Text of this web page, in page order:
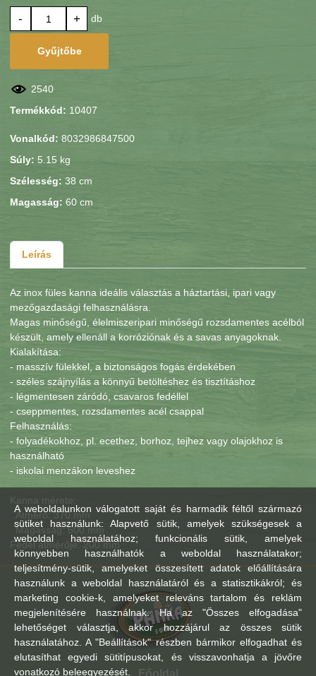
- + db
Gyűjtőbe
2540
Termékkód: 10407
Vonalkód: 8032986847500
Súly: 5.15 kg
Szélesség: 38 cm
Magasság: 60 cm
Leírás
Az inox füles kanna ideális választás a háztartási, ipari vagy
mezőgazdasági felhasználásra.
Magas minőségű, élelmiszeripari minőségű rozsdamentes acélból
készült, amely ellenáll a korróziónak és a savas anyagoknak.
Kialakítása:
- masszív fülekkel, a biztonságos fogás érdekében
- széles szájnyílás a könnyű betöltéshez és tisztításhoz
- légmentesen záródó, csavaros fedéllel
- cseppmentes, rozsdamentes acél csappal
Felhasználás:
- folyadékokhoz, pl. ecethez, borhoz, tejhez vagy olajokhoz is
használható
- iskolai menzákon leveshez
Kanna mérete:
Átmérő: 370 mm
Magasság: 600 mm
Fedél átmérője: 200 mm
Főoldal
A weboldalunkon válogatott saját és harmadik féltől származó
sütiket használunk: Alapvető sütik, amelyek szükségesek a
weboldal használatához; funkcionális sütik, amelyek
könnyebben használhatók a weboldal használatakor;
teljesítmény-sütik, amelyeket összesített adatok előállítására
használunk a weboldal használatáról és a statisztikákról; és
marketing cookie-k, amelyeket releváns tartalom és reklám
megjelenítésére használnak. Ha az "Összes elfogadása"
lehetőséget választja, akkor hozzájárul az összes sütik
használatához. A "Beállítások" részben bármikor elfogadhat és
elutasíthat egyedi sütitípusokat, és visszavonhatja a jövőre
vonatkozó beleegyezését.